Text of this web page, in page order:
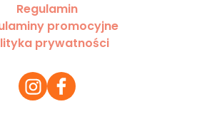
Regulamin
promocyjne
prywatności